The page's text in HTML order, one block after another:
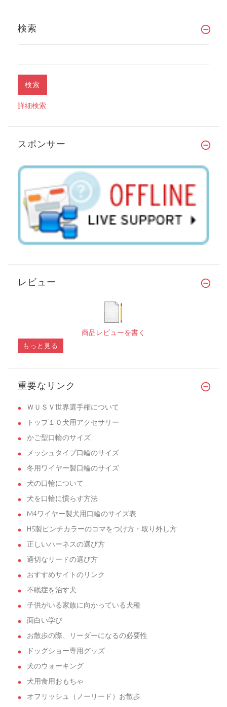
検索
詳細検索
スポンサー
レビュー
商品レビューを書く
もっと見る
重要なリンク
ＷＵＳＶ世界選手権について
トップ１０犬用アクセサリー
かご型口輪のサイズ
メッシュタイプ口輪のサイズ
冬用ワイヤー製口輪のサイズ
犬の口輪について
犬を口輪に慣らす方法
M4ワイヤー製犬用口輪のサイズ表
HS製ピンチカラーのコマをつけ方・取り外し方
正しいハーネスの選び方
適切なリードの選び方
おすすめサイトのリンク
不眠症を治す犬
子供がいる家族に向かっている犬種
面白い学び
お散歩の際、リーダーになるの必要性
ドッグショー専用グッズ
犬のウォーキング
犬用食用おもちゃ
オフリッシュ（ノーリード）お散歩